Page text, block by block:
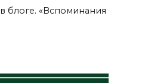
блоге. «Вспоминания